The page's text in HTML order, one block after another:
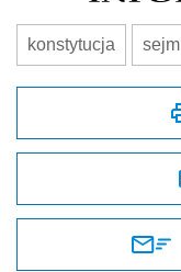
konstytucja sejm